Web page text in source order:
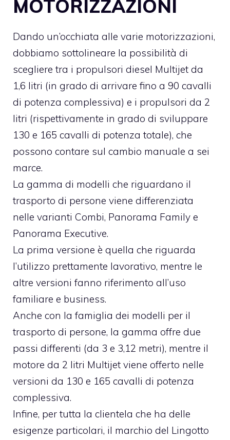
MOTORIZZAZIONI
Dando un’occhiata alle varie motorizzazioni,
dobbiamo sottolineare la possibilità di
scegliere tra i propulsori diesel Multijet da
1,6 litri (in grado di arrivare fino a 90 cavalli
di potenza complessiva) e i propulsori da 2
litri (rispettivamente in grado di sviluppare
130 e 165 cavalli di potenza totale), che
possono contare sul cambio manuale a sei
marce.
La gamma di modelli che riguardano il
trasporto di persone viene differenziata
nelle varianti Combi, Panorama Family e
Panorama Executive.
La prima versione è quella che riguarda
l’utilizzo prettamente lavorativo, mentre le
altre versioni fanno riferimento all’uso
familiare e business.
Anche con la famiglia dei modelli per il
trasporto di persone, la gamma offre due
passi differenti (da 3 e 3,12 metri), mentre il
motore da 2 litri Multijet viene offerto nelle
versioni da 130 e 165 cavalli di potenza
complessiva.
Infine, per tutta la clientela che ha delle
esigenze particolari, il marchio del Lingotto